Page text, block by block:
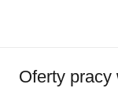
Oferty